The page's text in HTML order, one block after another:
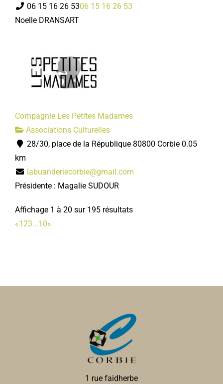
06 15 16 26 5306 15 16 26 53
Noelle DRANSART
Compagnie Les Petites Madames
Associations Culturelles
28/30, place de la République 80800 Corbie 0.05
km
labuanderiecorbie@gmail.com
Présidente : Magalie SUDOUR
Affichage 1 à 20 sur 195 résultats
«123...10»
1 rue faidherbe